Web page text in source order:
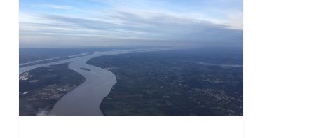
:
les
rencontres
Cycl’Eau
à
Bordeaux
les